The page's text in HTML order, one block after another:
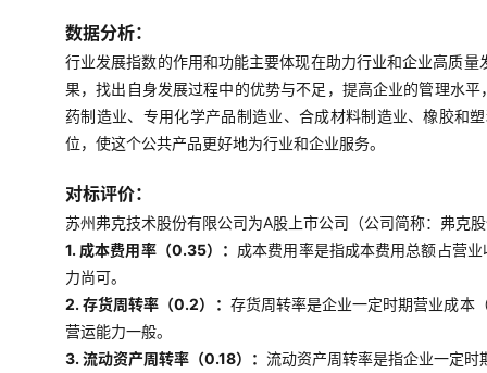
数据分析：
行业发展指数的作用和功能主要体现在助力行业和企业高质
果，找出自身发展过程中的优势与不足，提高企业的管理水
药制造业、专用化学产品制造业、合成材料制造业、橡胶和
位，使这个公共产品更好地为行业和企业服务。
对标评价：
苏州弗克技术股份有限公司为A股上市公司（公司简称：弗克
1. 成本费用率（0.35）： 成本费用率是指成本费用总额占营
力尚可。
2. 存货周转率（0.2）： 存货周转率是企业一定时期营业成本
营运能力一般。
3. 流动资产周转率（0.18）： 流动资产周转率是指企业一定